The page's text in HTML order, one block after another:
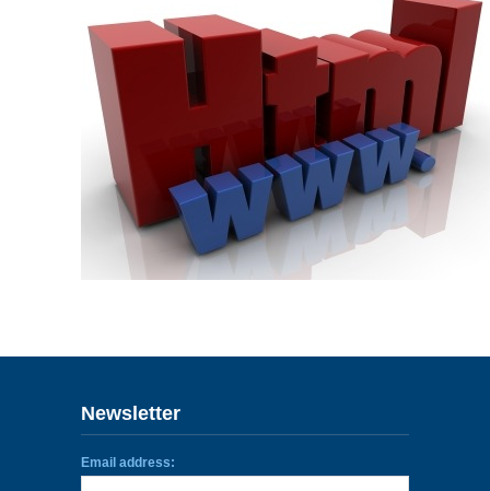
ENLACES
NOSOTROS
Newsletter
Email address: